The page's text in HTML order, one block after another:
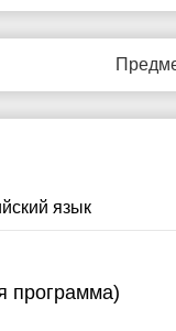
язык
программа)
9
10
Нет